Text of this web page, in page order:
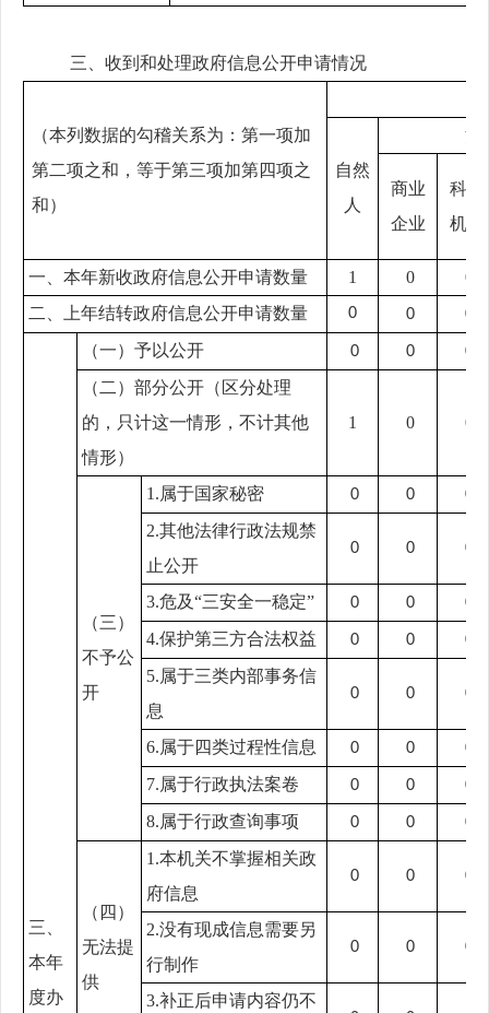
三、 收到和处理政府信息公开申请情况
（本列数据的勾稽关系为：第一项加
第二项之和，等于第三项加第四项之
和）
自然
人
法
商业
企业
科研
机构
一、本年新收政府信息公开申请数量 1 0
0
二、上年结转政府信息公开申请数量
0 0 0
三、
本年
度办
（一）予以公开 0 0 0
（二）部分公开（区分处理
的，只计这一情形，不计其他
情形）
1 0 0
（三）
不予公
开
1.属于国家秘密 0 0 0
2.其他法律行政法规禁
止公开
0 0 0
3.危及“三安全一稳定” 0 0 0
4.保护第三方合法权益 0 0 0
5.属于三类内部事务信
息
0 0 0
6.属于四类过程性信息 0 0 0
7.属于行政执法案卷 0 0 0
8.属于行政查询事项 0 0 0
（四）
无法提
供
1.本机关不掌握相关政
府信息
0 0 0
2.没有现成信息需要另
行制作
0 0 0
3.补正后申请内容仍不